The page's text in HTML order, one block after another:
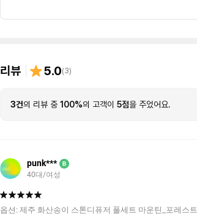
리뷰 5.0(3)
3건의 리뷰 중 100%의 고객이 5점을 주었어요.
punk*** B
40대/여성
옵션: 제주 화산송이 스톤디퓨저 풀세트 마운틴_포레스트